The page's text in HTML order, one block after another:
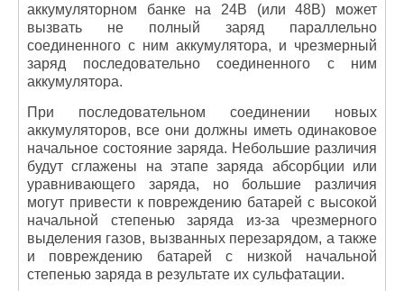
аккумуляторном банке на 24В (или 48В) может
вызвать не полный заряд параллельно
соединенного с ним аккумулятора, и чрезмерный
заряд последовательно соединенного с ним
аккумулятора.
При последовательном соединении новых
аккумуляторов, все они должны иметь одинаковое
начальное состояние заряда. Небольшие различия
будут сглажены на этапе заряда абсорбции или
уравнивающего заряда, но большие различия
могут привести к повреждению батарей с высокой
начальной степенью заряда из-за чрезмерного
выделения газов, вызванных перезарядом, а также
и повреждению батарей с низкой начальной
степенью заряда в результате их сульфатации.